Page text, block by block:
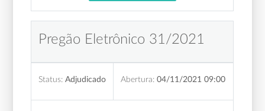
Pregão Eletrônico 31/2021
Status: Adjudicado Abertura: 04/11/2021 09:00